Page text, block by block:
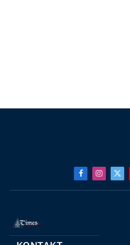
FacebookInstagram
X